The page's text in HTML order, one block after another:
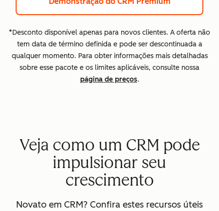
*Desconto disponível apenas para novos clientes. A oferta não
tem data de término definida e pode ser descontinuada a
qualquer momento. Para obter informações mais detalhadas
sobre esse pacote e os limites aplicáveis, consulte nossa
página de preços.
Veja como um CRM pode
impulsionar seu
crescimento
Novato em CRM? Confira estes recursos úteis